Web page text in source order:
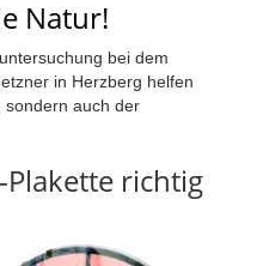
Natur!
bei dem
in Herzberg helfen
sondern auch der
richtig